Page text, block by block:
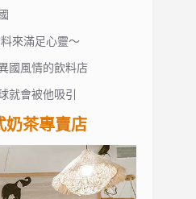
來滿足心靈～
國風情的飲料店
就會被他吸引
奶茶專賣店